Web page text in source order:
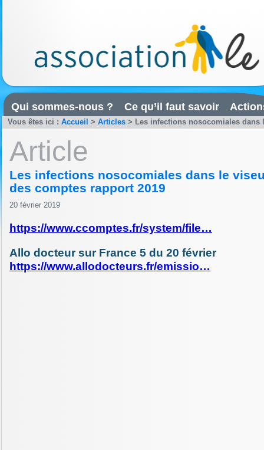
Qui sommes-nous ? Ce qu’il faut savoir
Vous êtes ici : Accueil > Articles > Les infections nosocomiales dans
Article
Les infections nosocomiales dans le
des comptes rapport 2019
20 février 2019
https://www.ccomptes.fr/system/file…
Allo docteur sur France 5 du 20 février
https://www.allodocteurs.fr/emissio…